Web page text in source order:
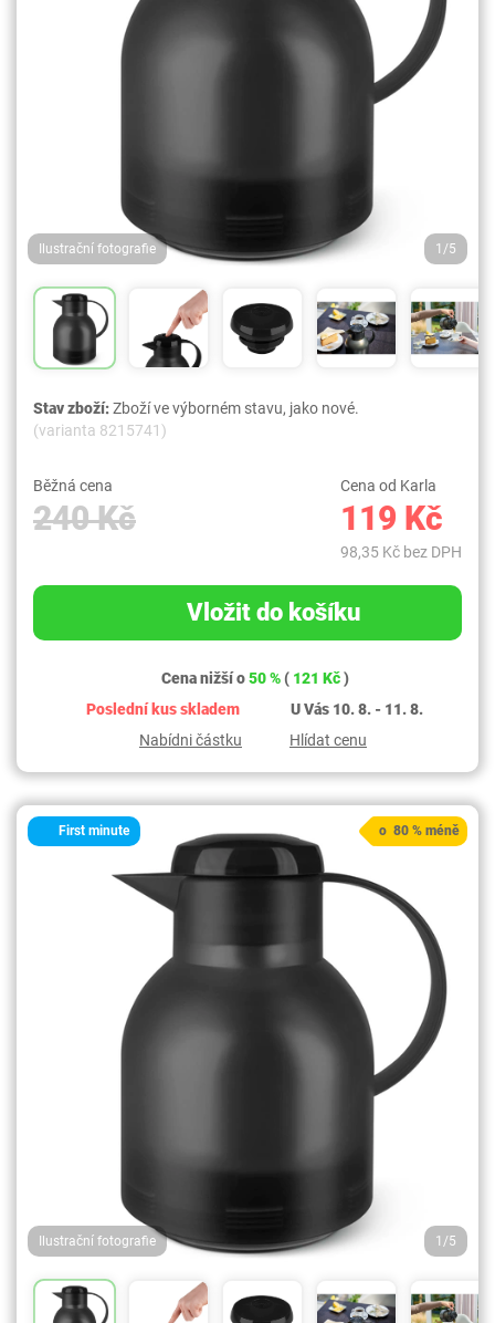
Ilustrační fotografie 1/5
Stav zboží:Zboží ve výborném stavu, jako nové.
(varianta 8215741)
Běžná cena
240 Kč
Cena od Karla
119 Kč
98,35 Kč bez DPH
Vložit do košíku
Cena nižší o50 %(121 Kč)
Poslední kus skladem
U Vás 10. 8. - 11. 8.
Nabídni částku
Hlídat cenu
First minute
Ilustrační fotografie 1/5
o 80 % méně